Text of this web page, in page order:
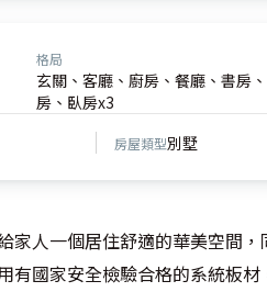
格局
玄關、客廳、廚房、餐廳、書房
房、臥房x3
房屋類型別墅
家人一個居住舒適的華美空間
有國家安全檢驗合格的系統板